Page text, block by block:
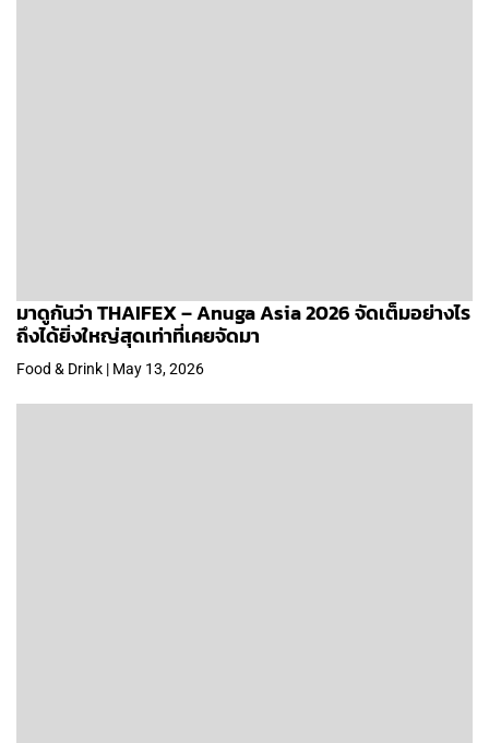
มาดูกันว่า THAIFEX – Anuga Asia 2026 จัดเต็มอย่างไร
ถึงได้ยิ่งใหญ่สุดเท่าที่เคยจัดมา
Food & Drink | May 13, 2026